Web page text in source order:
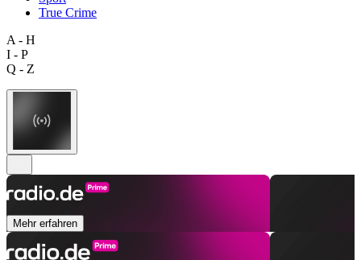
True Crime
A - H
I - P
Q - Z
Mehr erfahren